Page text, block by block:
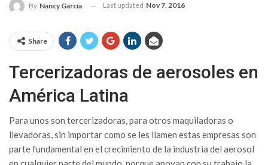
By Nancy García Last updated Nov 7, 2016
Share
Tercerizadoras de aerosoles en
América Latina
Para unos son tercerizadoras, para otros maquiladoras o
llevadoras, sin importar como se les llamen estas empresas son
parte fundamental en el crecimiento de la industria del aerosol